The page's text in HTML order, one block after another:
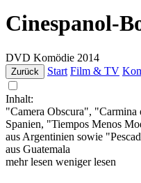
Cinespanol-
DVD Komödie 2014
Zurück Start Film & TV
Inhalt:
"Camera Obscura",
Spanien, "Tiempos Menos
aus Argentinien sowie
aus Guatemala
mehr lesen weniger lesen